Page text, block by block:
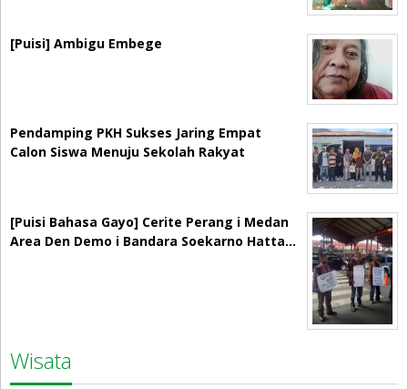
[Puisi] Ambigu Embege
Pendamping PKH Sukses Jaring Empat
Calon Siswa Menuju Sekolah Rakyat
[Puisi Bahasa Gayo] Cerite Perang i Medan
Area Den Demo i Bandara Soekarno Hatta…
Wisata